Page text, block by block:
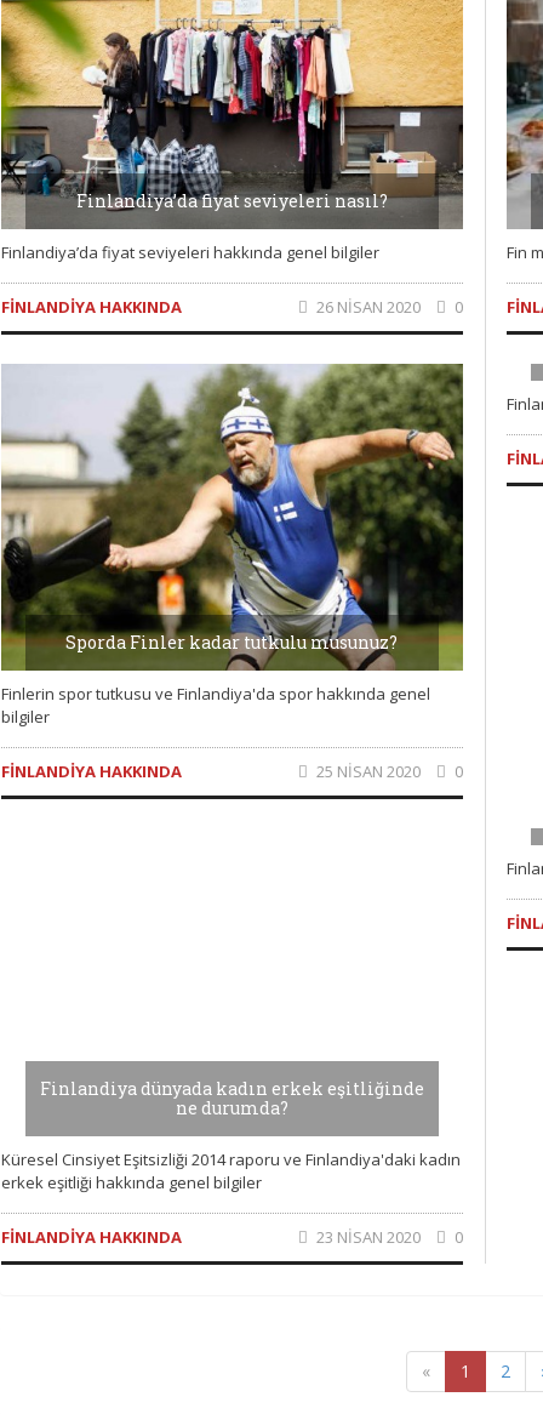
Finlandiya’da fiyat seviyeleri nasıl?
Finlandiya’da fiyat seviyeleri hakkında genel bilgiler
FINLANDIYA HAKKINDA 26 NISAN 2020 0
Fin
Sporda Finler kadar tutkulu musunuz?
Finlerin spor tutkusu ve Finlandiya'da spor hakkında genel
bilgiler
FINLANDIYA HAKKINDA 25 NISAN 2020 0
Finlandiya dünyada kadın erkek eşitliğinde
ne durumda?
Küresel Cinsiyet Eşitsizliği 2014 raporu ve Finlandiya'daki kadın
erkek eşitliği hakkında genel bilgiler
FINLANDIYA HAKKINDA 23 NISAN 2020 0
« 1 2